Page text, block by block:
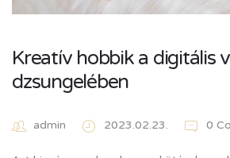
Kreatív hobbik a digitális
dzsungelében
admin 2023.02.23. 0